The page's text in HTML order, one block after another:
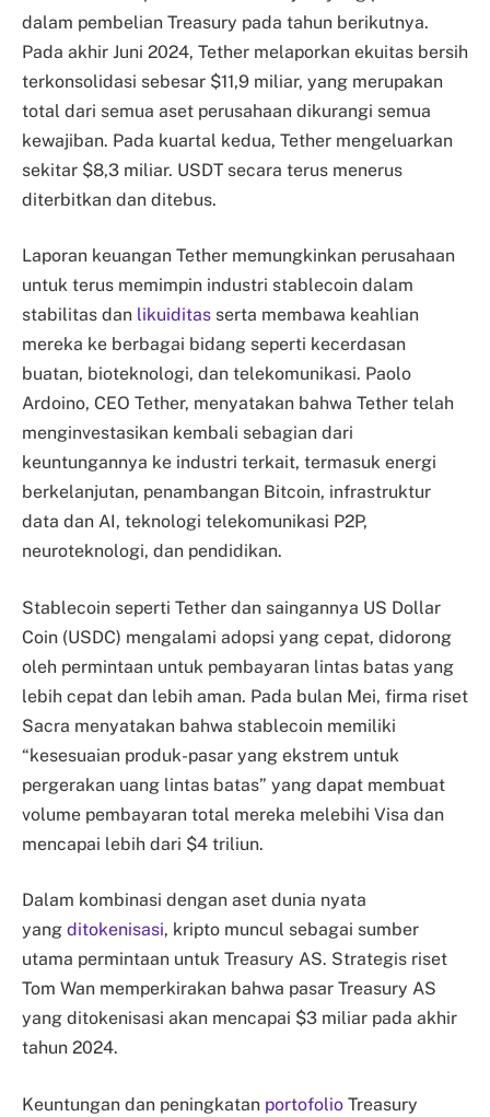
dalam pembelian Treasury pada tahun berikutnya.
Pada akhir Juni 2024, Tether melaporkan ekuitas bersih
terkonsolidasi sebesar $11,9 miliar, yang merupakan
total dari semua aset perusahaan dikurangi semua
kewajiban. Pada kuartal kedua, Tether mengeluarkan
sekitar $8,3 miliar. USDT secara terus menerus
diterbitkan dan ditebus.
Laporan keuangan Tether memungkinkan perusahaan
untuk terus memimpin industri stablecoin dalam
stabilitas dan likuiditas serta membawa keahlian
mereka ke berbagai bidang seperti kecerdasan
buatan, bioteknologi, dan telekomunikasi. Paolo
Ardoino, CEO Tether, menyatakan bahwa Tether telah
menginvestasikan kembali sebagian dari
keuntungannya ke industri terkait, termasuk energi
berkelanjutan, penambangan Bitcoin, infrastruktur
data dan AI, teknologi telekomunikasi P2P,
neuroteknologi, dan pendidikan.
Stablecoin seperti Tether dan saingannya US Dollar
Coin (USDC) mengalami adopsi yang cepat, didorong
oleh permintaan untuk pembayaran lintas batas yang
lebih cepat dan lebih aman. Pada bulan Mei, firma riset
Sacra menyatakan bahwa stablecoin memiliki
“kesesuaian produk-pasar yang ekstrem untuk
pergerakan uang lintas batas” yang dapat membuat
volume pembayaran total mereka melebihi Visa dan
mencapai lebih dari $4 triliun.
Dalam kombinasi dengan aset dunia nyata
yang ditokenisasi, kripto muncul sebagai sumber
utama permintaan untuk Treasury AS. Strategis riset
Tom Wan memperkirakan bahwa pasar Treasury AS
yang ditokenisasi akan mencapai $3 miliar pada akhir
tahun 2024.
Keuntungan dan peningkatan portofolio Treasury